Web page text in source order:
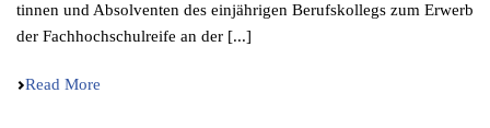
tin­nen und Absol­ven­ten des einjäh­ri­gen Berufs­kol­legs zum Erwerb
der Fachhoch­schul­rei­fe an der [...]
Read More